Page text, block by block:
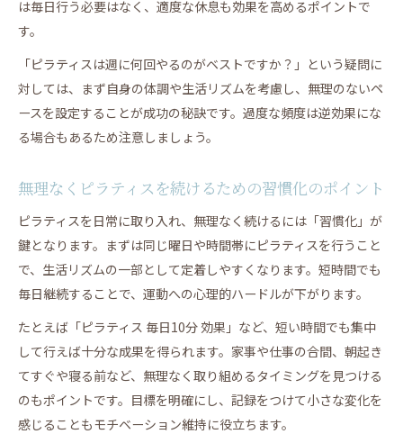
ピラティスは週何回が理想？目的別に徹底解説
ピラティス週3回で得られる体型変化の実感
ピラティスを週に数回続けるコツとメリット
週1回と週3回でピラティス効果はどう変わる？
短時間ピラティスでも効果を感じるための工夫
ピラティス10分でも効果を高める実践ポイント
毎日30分ピラティスで得られる体の変化とは
忙しい日のピラティス時短メソッドのすすめ
短時間でもピラティスの持続効果を実感する方法
ピラティス短時間実践で得る心身のリフレッシュ
ピラティスがもたらす心身の変化と継続のヒント
は毎日行う必要はなく、適度な休息も効果を高めるポイントで
す。
「ピラティスは週に何回やるのがベストですか？」という疑問に
対しては、まず自身の体調や生活リズムを考慮し、無理のないペ
ースを設定することが成功の秘訣です。過度な頻度は逆効果にな
る場合もあるため注意しましょう。
無理なくピラティスを続けるための習慣化のポイント
ピラティスを日常に取り入れ、無理なく続けるには「習慣化」が
鍵となります。まずは同じ曜日や時間帯にピラティスを行うこと
で、生活リズムの一部として定着しやすくなります。短時間でも
毎日継続することで、運動への心理的ハードルが下がります。
たとえば「ピラティス 毎日10分 効果」など、短い時間でも集中
して行えば十分な成果を得られます。家事や仕事の合間、朝起き
てすぐや寝る前など、無理なく取り組めるタイミングを見つける
のもポイントです。目標を明確にし、記録をつけて小さな変化を
感じることもモチベーション維持に役立ちます。